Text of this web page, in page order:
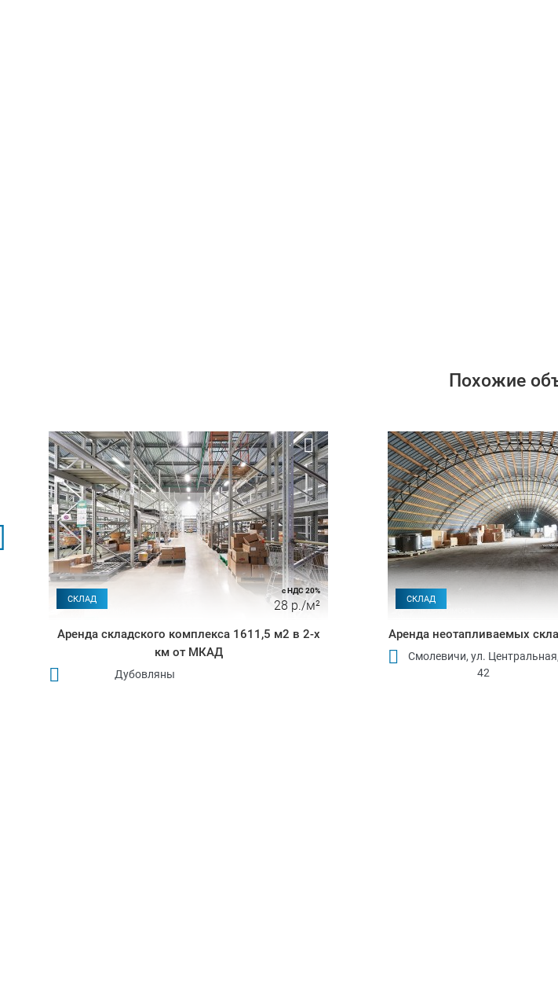
Похожие
СКЛАД
с НДС 20%
28 р./м²
Аренда складского комплекса 1611,5 м2 в 2-х
км от МКАД
Дубовляны
СКЛАД
Аренда неотапливаемых
Смолевичи, ул. Центральная,
42